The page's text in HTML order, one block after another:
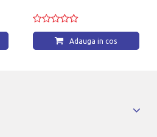
Adauga in cos